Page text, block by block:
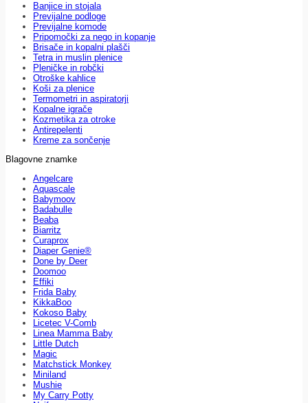
Banjice in stojala
Previjalne podloge
Previjalne komode
Pripomočki za nego in kopanje
Brisače in kopalni plašči
Tetra in muslin plenice
Pleničke in robčki
Otroške kahlice
Koši za plenice
Termometri in aspiratorji
Kopalne igrače
Kozmetika za otroke
Antirepelenti
Kreme za sončenje
Blagovne znamke
Angelcare
Aquascale
Babymoov
Badabulle
Beaba
Biarritz
Curaprox
Diaper Genie®
Done by Deer
Doomoo
Effiki
Frida Baby
KikkaBoo
Kokoso Baby
Licetec V-Comb
Linea Mamma Baby
Little Dutch
Magic
Matchstick Monkey
Miniland
Mushie
My Carry Potty